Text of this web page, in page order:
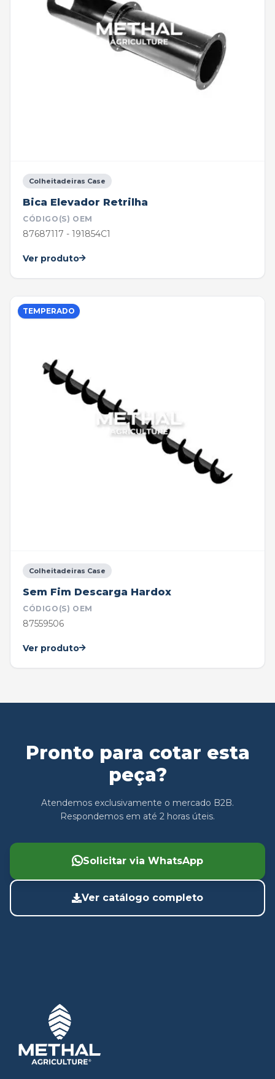
Colheitadeiras Case
Bica Elevador Retrilha
CÓDIGO(S) OEM
87687117 - 191854C1
Ver produto
TEMPERADO
Colheitadeiras Case
Sem Fim Descarga Hardox
CÓDIGO(S) OEM
87559506
Ver produto
Pronto para cotar esta
peça?
Atendemos exclusivamente o mercado B2B.
Respondemos em até 2 horas úteis.
Solicitar via WhatsApp
Ver catálogo completo